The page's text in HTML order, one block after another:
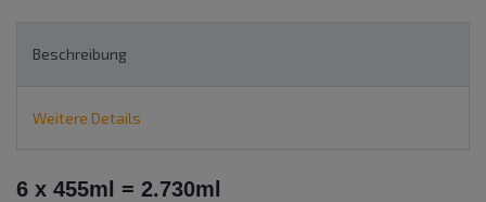
Beschreibung
Weitere Details
6 x 455ml = 2.730ml